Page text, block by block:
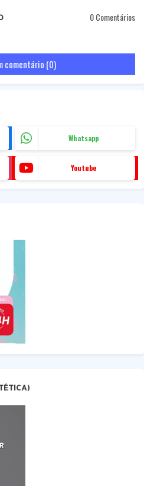
0 Comentários
comentário (0)
Whatsapp
Youtube